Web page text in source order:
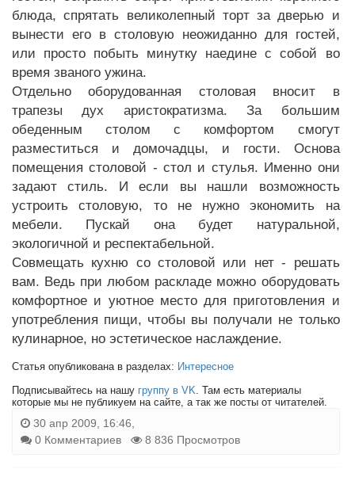
блюда, спрятать великолепный торт за дверью и
вынести его в столовую неожиданно для гостей,
или просто побыть минутку наедине с собой во
время званого ужина.
Отдельно оборудованная столовая вносит в
трапезы дух аристократизма. За большим
обеденным столом с комфортом смогут
разместиться и домочадцы, и гости. Основа
помещения столовой - стол и стулья. Именно они
задают стиль. И если вы нашли возможность
устроить столовую, то не нужно экономить на
мебели. Пускай она будет натуральной,
экологичной и респектабельной.
Совмещать кухню со столовой или нет - решать
вам. Ведь при любом раскладе можно оборудовать
комфортное и уютное место для приготовления и
употребления пищи, чтобы вы получали не только
кулинарное, но эстетическое наслаждение.
Статья опубликована в разделах: Интересное
Подписывайтесь на нашу группу в VK . Там есть материалы
которые мы не публикуем на сайте, а так же посты от читателей.
30 апр 2009, 16:46,
0 Комментариев
8 836 Просмотров